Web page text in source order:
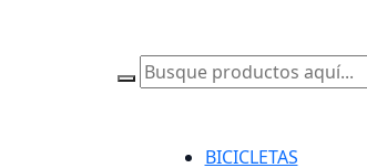
BICICLETAS